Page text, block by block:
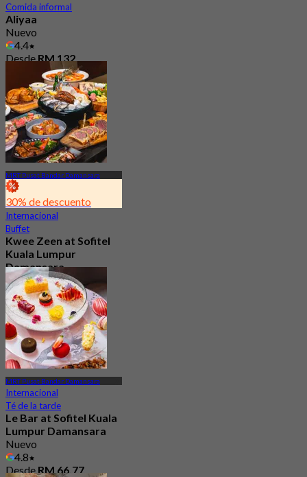
Comida informal
Aliyaa
Nuevo
4.4
DesdeRM 132
MRT Pusat Bandar Damansara
30% de descuento
Internacional
Buffet
Kwee Zeen at Sofitel
Kuala Lumpur
Damansara
3.9
486 Reservado
DesdeRM 80.15
MRT Pusat Bandar Damansara
Internacional
Té de la tarde
Le Bar at Sofitel Kuala
Lumpur Damansara
Nuevo
4.8
DesdeRM 66.77